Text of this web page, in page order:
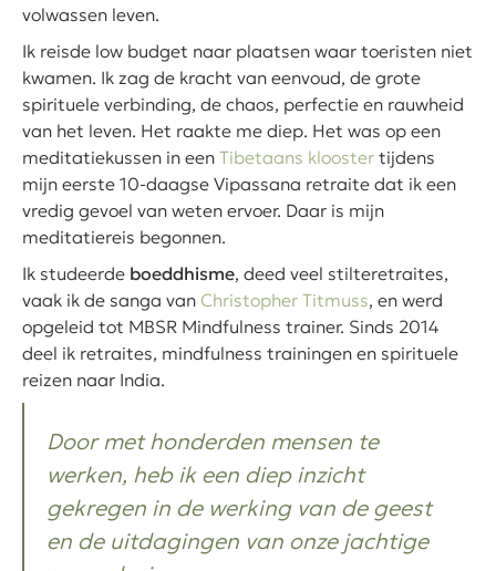
volwassen leven.
Ik reisde low budget naar plaatsen waar toeristen niet
kwamen. Ik zag de kracht van eenvoud, de grote
spirituele verbinding, de chaos, perfectie en rauwheid
van het leven. Het raakte me diep. Het was op een
meditatiekussen in een Tibetaans klooster tijdens
mijn eerste 10-daagse Vipassana retraite dat ik een
vredig gevoel van weten ervoer. Daar is mijn
meditatiereis begonnen.
Ik studeerde boeddhisme, deed veel stilteretraites,
vaak ik de sanga van Christopher Titmuss, en werd
opgeleid tot MBSR Mindfulness trainer. Sinds 2014
deel ik retraites, mindfulness trainingen en spirituele
reizen naar India.
Door met honderden mensen te
werken, heb ik een diep inzicht
gekregen in de werking van de geest
en de uitdagingen van onze jachtige